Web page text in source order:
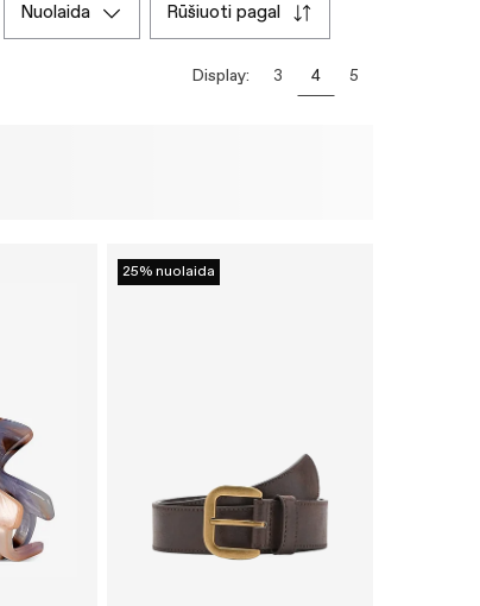
nuolaida rūšiuoti pagal
Display: 3 4 5
25% nuolaida